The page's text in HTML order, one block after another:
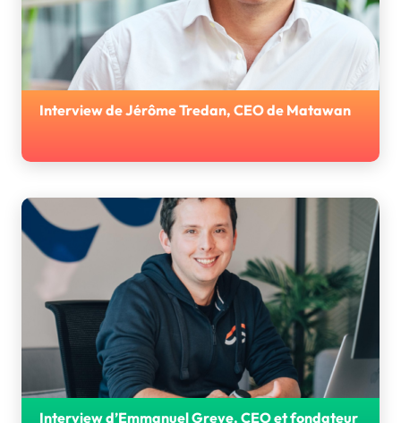
Interview de Jérôme Tredan, CEO de Matawan
Interview d’Emmanuel Greve, CEO et fondateur